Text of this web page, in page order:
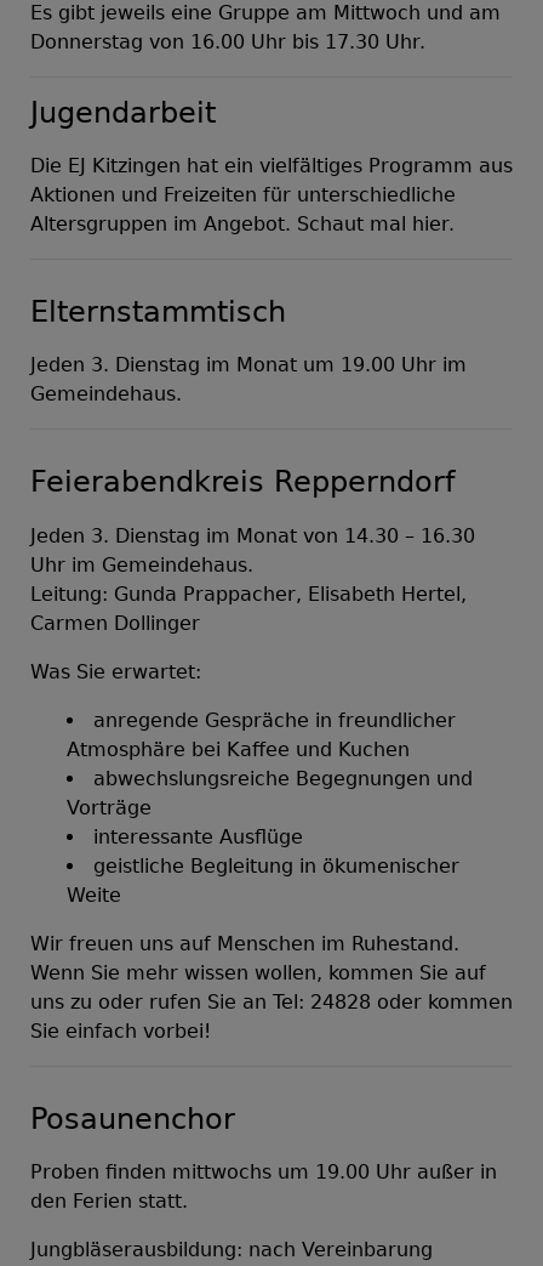
Es gibt jeweils eine Gruppe am Mittwoch und am
Donnerstag von 16.00 Uhr bis 17.30 Uhr.
Jugendarbeit
Die EJ Kitzingen hat ein vielfältiges Programm aus
Aktionen und Freizeiten für unterschiedliche
Altersgruppen im Angebot. Schaut mal
hier.
Elternstammtisch
Jeden 3. Dienstag im Monat um 19.00 Uhr im
Gemeindehaus.
Feierabendkreis Repperndorf
Jeden 3. Dienstag im Monat von 14.30 – 16.30
Uhr im Gemeindehaus.
Leitung: Gunda Prappacher, Elisabeth Hertel,
Carmen Dollinger
Was Sie erwartet:
anregende Gespräche in freundlicher
Atmosphäre bei Kaffee und Kuchen
abwechslungsreiche Begegnungen und
Vorträge
interessante Ausflüge
geistliche Begleitung in ökumenischer
Weite
Wir freuen uns auf Menschen im Ruhestand.
Wenn Sie mehr wissen wollen, kommen Sie auf
uns zu oder rufen Sie an Tel: 24828 oder kommen
Sie einfach vorbei!
Posaunenchor
Proben finden mittwochs um 19.00 Uhr außer in
den Ferien statt.
Jungbläserausbildung: nach Vereinbarung